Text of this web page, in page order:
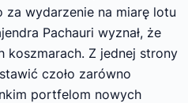
za wydarzenie na miarę lotu
Pachauri wyznał, że
koszmarach. Z jednej strony
czoło zarówno
portfelom nowych